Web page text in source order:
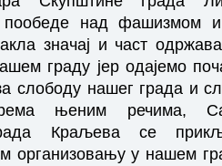
пообеде над фашизмом
значај и част
граду јер одајемо
слободу нашег града и
њеним речима,
Краљева се
организовању у нашем